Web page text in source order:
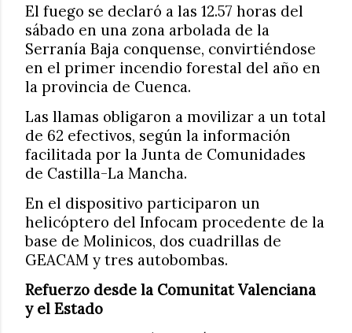
El fuego se declaró a las 12.57 horas del
sábado en una zona arbolada de la
Serranía Baja conquense, convirtiéndose
en el primer incendio forestal del año en
la provincia de Cuenca.
Las llamas obligaron a movilizar a un total
de 62 efectivos, según la información
facilitada por la Junta de Comunidades
de Castilla-La Mancha.
En el dispositivo participaron un
helicóptero del Infocam procedente de la
base de Molinicos, dos cuadrillas de
GEACAM y tres autobombas.
Refuerzo desde la Comunitat Valenciana
y el Estado